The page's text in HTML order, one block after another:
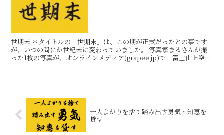
世期末 ✽タイトルの「世期末」は、この期が正式だったとの事です
が、いつの間にか世紀末に変わっていました。 写真家まるさんが撮
った1枚の写真が、オンラインメディア(grapee.jp)で「富士山上空の
一人よがりを捨て踏み出す勇気・知恵を
貸す